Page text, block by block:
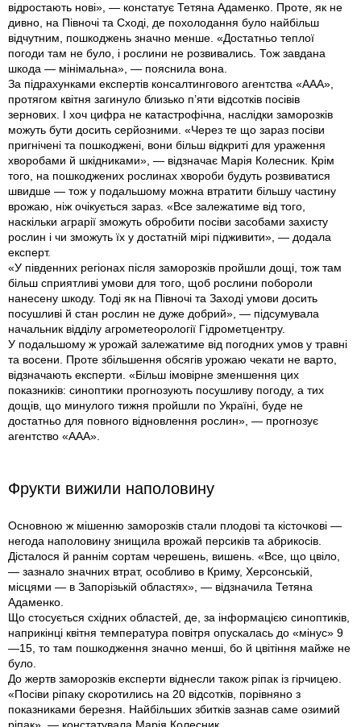
відростають нові», — констатує Тетяна Адаменко. Проте, як не
дивно, на Півночі та Сході, де похолодання було найбільш
відчутним, пошкоджень значно менше. «Достатньо теплої
погоди там не було, і рослини не розвивались. Тож завдана
шкода — мінімальна», — пояснила вона.
За підрахунками експертів консалтингового агентства «ААА»,
протягом квітня загинуло близько п’яти відсотків посівів
зернових. І хоч цифра не катастрофічна, наслідки заморозків
можуть бути досить серйозними. «Через те що зараз посіви
пригнічені та пошко­джені, вони більш відкриті для ураження
хворобами й шкідниками», — відзначає Марія Колесник. Крім
того, на пошко­джених рослинах хвороби будуть розвиватися
швидше — тож у подальшому можна втратити більшу частину
врожаю, ніж очікується зараз. «Все залежатиме від того,
наскільки аграрії зможуть обробити посіви засобами захисту
рослин і чи зможуть їх у достатній мірі підживити», — додала
експерт.
«У південних регіонах після заморозків пройшли дощі, тож там
більш сприятливі умови для того, щоб рослини побороли
нанесену шкоду. Тоді як на Півночі та Заході умови досить
посушливі й стан рослин не дуже добрий», — підсумувала
начальник відділу агрометеорології Гідрометцентру.
У подальшому ж урожай залежатиме від погодних умов у травні
та восени. Проте збільшення обсягів урожаю чекати не варто,
відзначають експерти. «Більш імовірне зменшення цих
показників: синоптики прогнозують посушливу погоду, а тих
дощів, що минулого тижня пройшли по Україні, буде не
достатньо для повного відновлення рослин», — прогнозує
агентство «ААА».
Фрукти вижили наполовину
Основною ж мішенню заморозків стали плодові та кісточкові —
негода наполовину знищила врожай персиків та абрикосів.
Дісталося й раннім сортам черешень, вишень. «Все, що цвіло,
— зазнало значних втрат, особливо в Криму, Херсонській,
місцями — в Запорізькій областях», — відзначила Тетяна
Адаменко.
Що стосується східних областей, де, за інформацією синоптиків,
наприкінці квітня температура повітря опускалась до «мінус» 9
—15, то там пошкодження значно менші, бо й цвітіння майже не
було.
До жертв заморозків експерти віднесли також ріпак із гірчицею.
«Посіви ріпаку скоротились на 20 відсотків, порівняно з
показниками березня. Найбільших збитків зазнав саме озимий